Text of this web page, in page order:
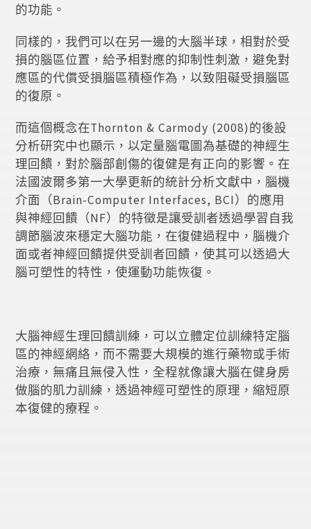
的功能。
同樣的，我們可以在另一邊的大腦半球，相對於受
損的腦區位置，給予相對應的抑制性刺激，避免對
應區的代償受損腦區積極作為，以致阻礙受損腦區
的復原。
而這個概念在Thornton & Carmody (2008)的後設
分析研究中也顯示，以定量腦電圖為基礎的神經生
理回饋，對於腦部創傷的復健是有正向的影響。在
法國波爾多第一大學更新的統計分析文獻中，腦機
介面（Brain-Computer Interfaces, BCI）的應用
與神經回饋（NF）的特徵是讓受訓者透過學習自我
調節腦波來穩定大腦功能，在復健過程中，腦機介
面或者神經回饋提供受訓者回饋，使其可以透過大
腦可塑性的特性，使運動功能恢復。
大腦神經生理回饋訓練，可以立體定位訓練特定腦
區的神經網絡，而不需要大規模的進行藥物或手術
治療，無痛且無侵入性，全程就像讓大腦在健身房
做腦的肌力訓練，透過神經可塑性的原理，縮短原
本復健的療程。